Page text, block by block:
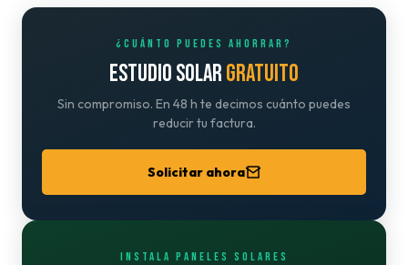
¿CUÁNTO PUEDES AHORRAR?
ESTUDIO SOLARGRATUITO
Sin compromiso. En 48 h te decimos cuánto puedes
reducir tu factura.
Solicitar ahora
INSTALA PANELES SOLARES